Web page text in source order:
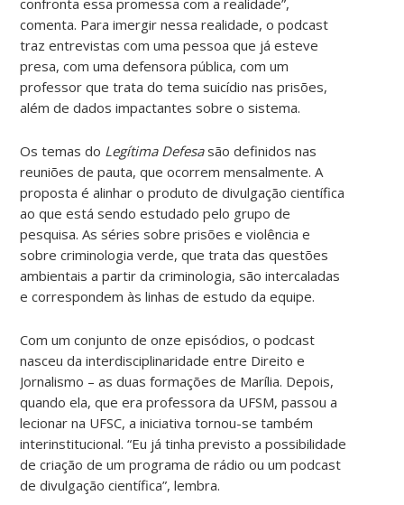
comenta. Para imergir nessa realidade, o podcast
traz entrevistas com uma pessoa que já esteve
presa, com uma defensora pública, com um
professor que trata do tema suicídio nas prisões,
além de dados impactantes sobre o sistema.
Os temas do Legítima Defesasão definidos nas
reuniões de pauta, que ocorrem mensalmente. A
proposta é alinhar o produto de divulgação científica
ao que está sendo estudado pelo grupo de
pesquisa. As séries sobre prisões e violência e
sobre criminologia verde, que trata das questões
ambientais a partir da criminologia, são intercaladas
e correspondem às linhas de estudo da equipe.
Com um conjunto de onze episódios, o podcast
nasceu da interdisciplinaridade entre Direito e
Jornalismo – as duas formações de Marília. Depois,
quando ela, que era professora da UFSM, passou a
lecionar na UFSC, a iniciativa tornou-se também
interinstitucional. “Eu já tinha previsto a possibilidade
de criação de um programa de rádio ou um podcast
de divulgação científica”, lembra.